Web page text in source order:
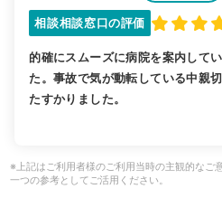
相談相談窓口の評価
的確にスムーズに病院を案内して
た。事故で気が動転している中親
たすかりました。
※上記はご利用者様のご利用当時の主観的なご
一つの参考としてご活用ください。